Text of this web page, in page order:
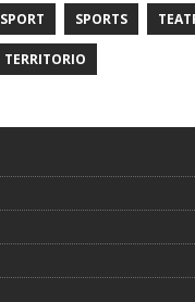
SPORT SPORTS
TERRITORIO